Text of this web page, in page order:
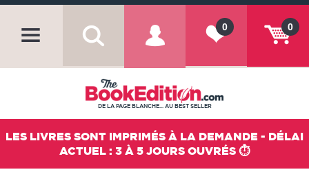
0
0
DE LA PAGE BLANCHE... AU BEST SELLER
LES LIVRES SONT IMPRIMÉS À LA DEMANDE - DÉLAI
ACTUEL : 3 À 5 JOURS OUVRÉS ⏱️